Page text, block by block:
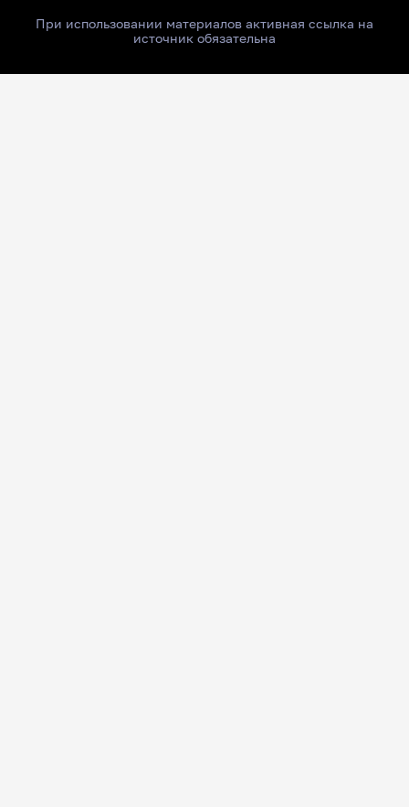
При использовании материалов активная ссылка на
источник обязательна